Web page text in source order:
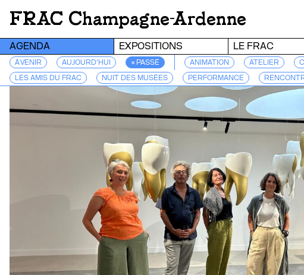
FRAC Champagne-Ardenne
AGENDA EXPOSITIONS LE FRAC
À VENIR AUJOURD’HUI × PASSÉ ANIMATION ATELIER
LES AMIS DU FRAC
NUIT DES MUSÉES PERFORMANCE